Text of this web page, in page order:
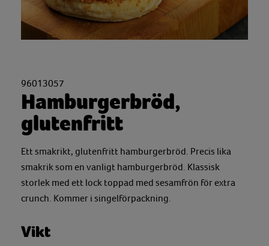
96013057
Hamburgerbröd,
glutenfritt
Ett smakrikt, glutenfritt hamburgerbröd. Precis lika
smakrik som en vanligt hamburgerbröd. Klassisk
storlek med ett lock toppad med sesamfrön för extra
crunch. Kommer i singelförpackning.
Vikt